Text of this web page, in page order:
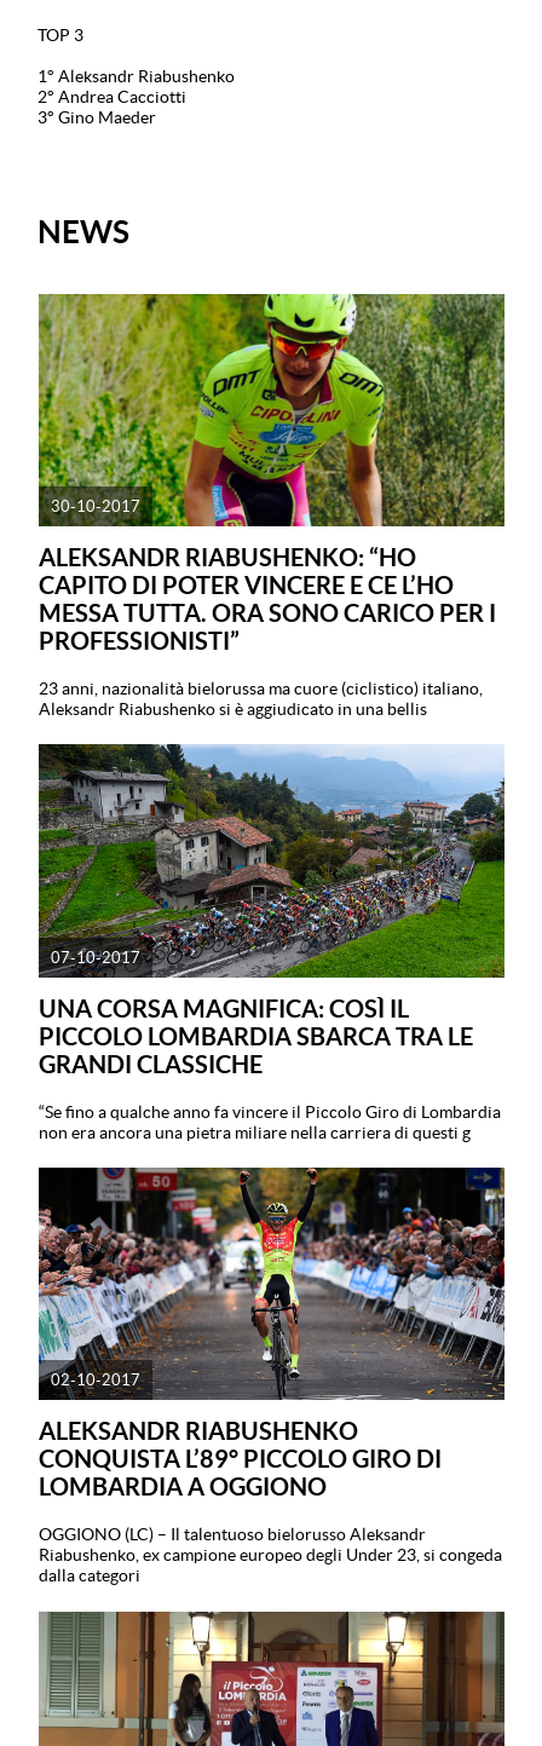
TOP 3
1° Aleksandr Riabushenko
2° Andrea Cacciotti
3° Gino Maeder
NEWS
30-10-2017
ALEKSANDR RIABUSHENKO: “HO
CAPITO DI POTER VINCERE E CE L’HO
MESSA TUTTA. ORA SONO CARICO PER I
PROFESSIONISTI”
23 anni, nazionalità bielorussa ma cuore (ciclistico) italiano,
Aleksandr Riabushenko si è aggiudicato in una bellis
07-10-2017
UNA CORSA MAGNIFICA: COSÌ IL
PICCOLO LOMBARDIA SBARCA TRA LE
GRANDI CLASSICHE
“Se fino a qualche anno fa vincere il Piccolo Giro di Lombardia
non era ancora una pietra miliare nella carriera di questi g
02-10-2017
ALEKSANDR RIABUSHENKO
CONQUISTA L’89° PICCOLO GIRO DI
LOMBARDIA A OGGIONO
OGGIONO (LC) – Il talentuoso bielorusso Aleksandr
Riabushenko, ex campione europeo degli Under 23, si congeda
dalla categori